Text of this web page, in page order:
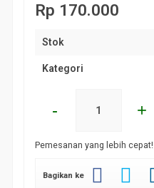
Rp 170.000
Stok
Kategori
- +
Pemesanan yang lebih cepat!
Bagikan ke